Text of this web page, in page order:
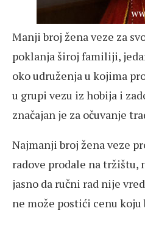
Manji broj žena veze za
poklanja široj familiji,
oko udruženja u kojima
u grupi vezu iz hobija i
značajan je za očuvanje
Najmanji broj žena veze
radove prodale na tržištu,
jasno da ručni rad nije
ne može postići cenu koju